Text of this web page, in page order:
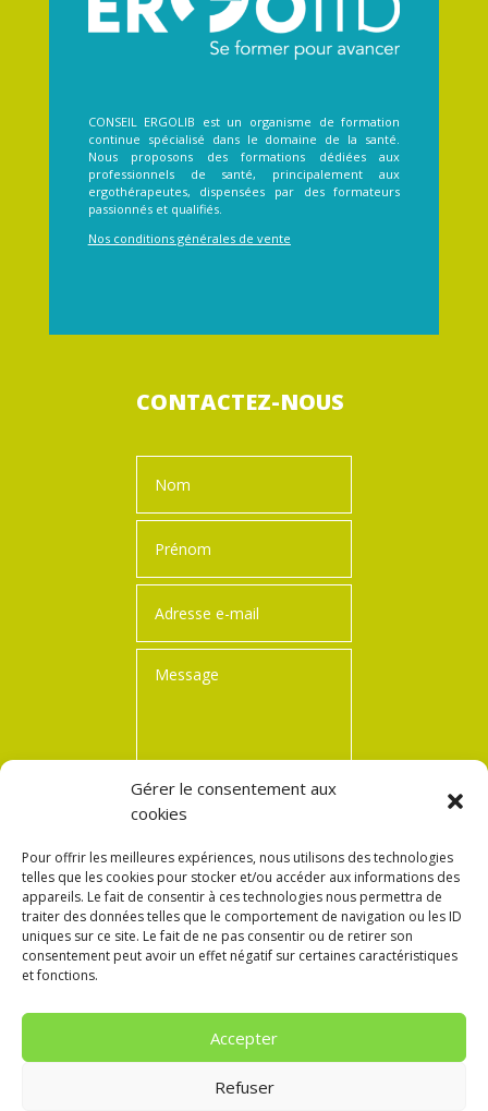
Gérer le consentement aux
cookies
Pour offrir les meilleures expériences, nous utilisons des technologies
telles que les cookies pour stocker et/ou accéder aux informations des
appareils. Le fait de consentir à ces technologies nous permettra de
traiter des données telles que le comportement de navigation ou les ID
uniques sur ce site. Le fait de ne pas consentir ou de retirer son
consentement peut avoir un effet négatif sur certaines caractéristiques
et fonctions.
Accepter
Refuser
CONSEIL ERGOLIB est un organisme de formation
continue spécialisé dans le domaine de la santé.
Nous proposons des formations dédiées aux
professionnels de santé, principalement aux
ergothérapeutes, dispensées par des formateurs
passionnés et qualifiés.
Nos conditions générales de vente
CONTACTEZ-NOUS
Envoi
Retrouvez notre certificat en cliquant sur le bouton ci-